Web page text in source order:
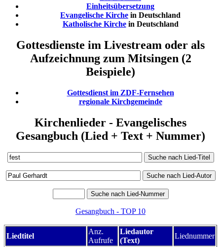
Einheitsübersetzung
Evangelische Kirche in Deutschland
Katholische Kirchein Deutschland
Gottesdienste im Livestream oder als
Aufzeichnung zum Mitsingen (2
Beispiele)
Gottesdienst im ZDF-Fernsehen
regionale Kirchgemeinde
Kirchenlieder - Evangelisches
Gesangbuch (Lied + Text + Nummer)
Gesangbuch - TOP 10
Liedtitel
Anz.
Aufrufe
Liedautor
(Text)
Liednummer